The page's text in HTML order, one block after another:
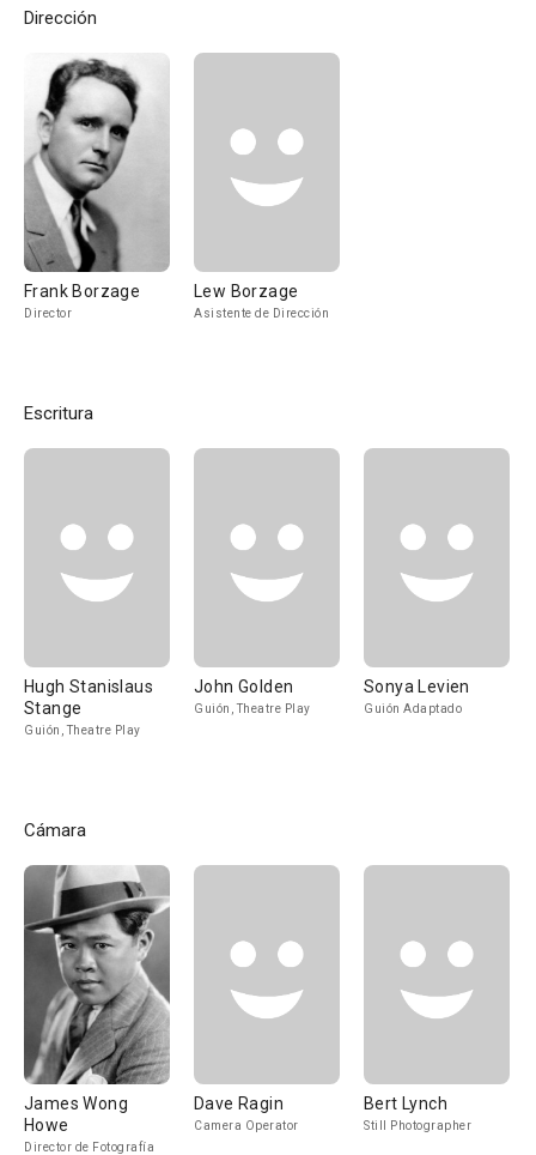
Dirección
Frank Borzage
Director
Lew Borzage
Asistente de Dirección
Escritura
Hugh Stanislaus
Stange
Guión, Theatre Play
John Golden
Guión, Theatre Play
Sonya Levien
Guión Adaptado
Cámara
James Wong
Howe
Director de Fotografía
Dave Ragin
Camera Operator
Bert Lynch
Still Photographer